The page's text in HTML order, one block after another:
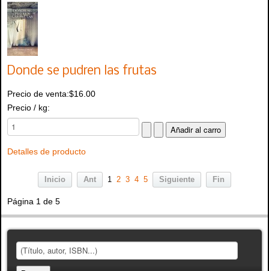
Donde se pudren las frutas
Precio de venta:$16.00
Precio / kg:
Detalles de producto
Inicio Ant 1 2 3 4 5 Siguiente Fin
Página 1 de 5